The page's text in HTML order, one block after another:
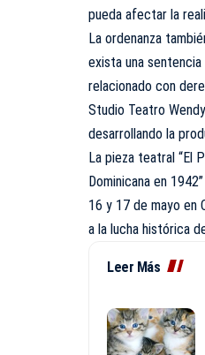
pueda afectar la
La ordenanza
exista una
relacionado con
Studio Teatro
desarrollando la
La pieza teatral “El
Dominicana en
16 y 17 de mayo en
a la lucha histórica
Leer Más